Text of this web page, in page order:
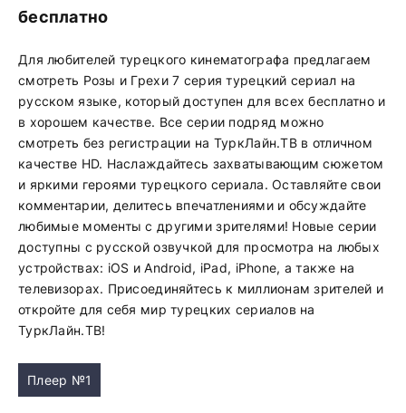
бесплатно
Для любителей турецкого кинематографа предлагаем
смотреть Розы и Грехи 7 серия турецкий сериал на
русском языке, который доступен для всех бесплатно и
в хорошем качестве. Все серии подряд можно
смотреть без регистрации на ТуркЛайн.ТВ в отличном
качестве HD. Наслаждайтесь захватывающим сюжетом
и яркими героями турецкого сериала. Оставляйте свои
комментарии, делитесь впечатлениями и обсуждайте
любимые моменты с другими зрителями! Новые серии
доступны с русской озвучкой для просмотра на любых
устройствах: iOS и Android, iPad, iPhone, а также на
телевизорах. Присоединяйтесь к миллионам зрителей и
откройте для себя мир турецких сериалов на
ТуркЛайн.ТВ!
Плеер №1